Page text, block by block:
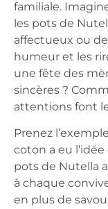
familiale.
les pots de
affectueux ou
humeur et les
une fête des
sincères ?
attentions font
Prenez
coton a eu
pots de Nutella
à chaque
en plus de